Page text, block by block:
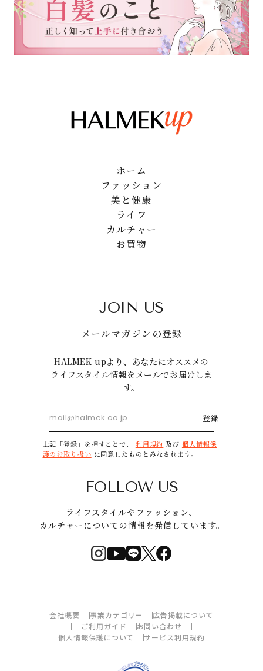
ホーム
ファッション
美と健康
ライフ
カルチャー
お買物
JOIN US
メールマガジンの登録
HALMEK upより、あなたにオススメの
ライフスタイル情報をメールでお届けしま
す。
登録
上記「登録」を押すことで、 利用規約 及び 個人情報保
護のお取り扱い に同意したものとみなされます。
FOLLOW US
ライフスタイルやファッション、
カルチャーについての情報を発信しています。
会社概要 事業カテゴリー
広告掲載について
ご利用ガイド
お問い合わせ
個人情報保護について
サービス利用規約